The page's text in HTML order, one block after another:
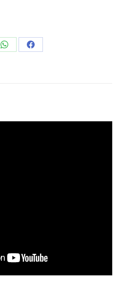
PartagerPartager